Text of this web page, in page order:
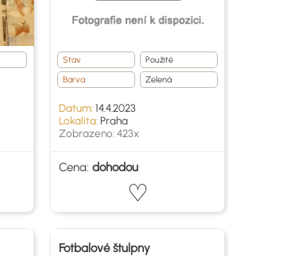
Stav
Použité
Barva
Zelená
Datum:14.4.2023
Lokalita:Praha
Zobrazeno: 423x
Cena: dohodou
Fotbalové štulpny